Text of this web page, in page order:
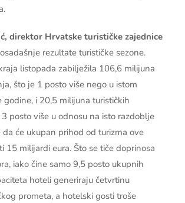
direktor Hrvatske turističke zajednice
rezultate turističke sezone.
listopada zabilježila 106,6 milijuna
što je 1 posto više nego u istom
godine, i 20,5 milijuna turističkih
posto više u odnosu na isto razdoblje
da će ukupan prihod od turizma ove
15 milijardi eura. Što se tiče doprinosa
iako čine samo 9,5 posto ukupnih
hoteli generiraju četvrtinu
prometa, a hotelski gosti troše